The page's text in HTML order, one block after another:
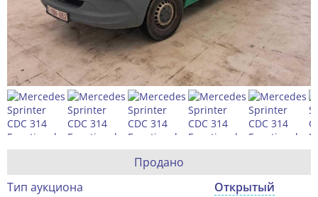
Продано
Тип аукциона
Открытый